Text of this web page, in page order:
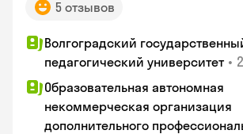
5 отзывов
Волгоградский
педагогический университет •
Образовательная автономная
некоммерческая организация
дополнительного